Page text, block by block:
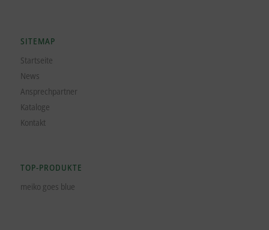
SITEMAP
Startseite
News
Ansprechpartner
Kataloge
Kontakt
TOP-PRODUKTE
meiko goes blue